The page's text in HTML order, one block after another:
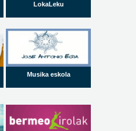
LokaLeku
Musika eskola